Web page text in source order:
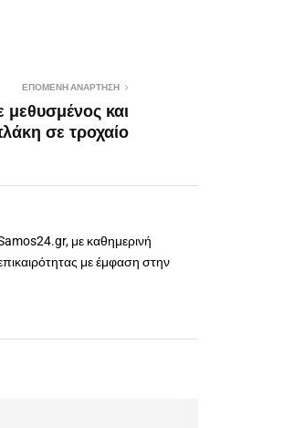
ΕΠΌΜΕΝΗ ΑΝΆΡΤΗΣΗ
και
σε τροχαίο
με καθημερινή
με έμφαση στην